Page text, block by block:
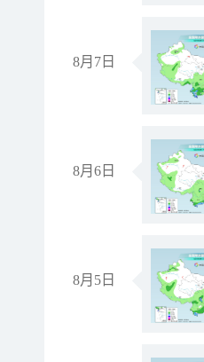
8月7日
8月6日
8月5日